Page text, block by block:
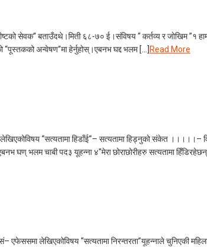
सेवक” बताउँदथे।मिती ६८-७० ई।संविषय “ कर्तव्य र जोखिम ”१
अन्वेषण”मा हेर्नुहोस्।एबनभ घद्द भलम […]
Read More
“सत्यतामा हिडाँई”– सत्यतामा हिड्नुको संकेत ।।।।।–
घण् भलम चाबी पद३ यूहन्ना ४“मेरा छोराछोरीहरु सत्यतामा
एफेससमा लेखिएकोविषय “सत्यतामा निरन्तरता”यूहन्नाले चुनिएकी